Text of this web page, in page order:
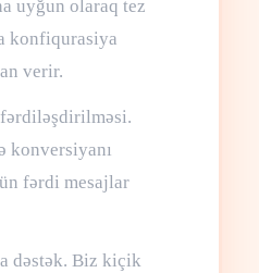
uyğun olaraq tez
konfiqurasiya
verir.
konversiyanı
fərdi mesajlar
dəstək. Biz kiçik